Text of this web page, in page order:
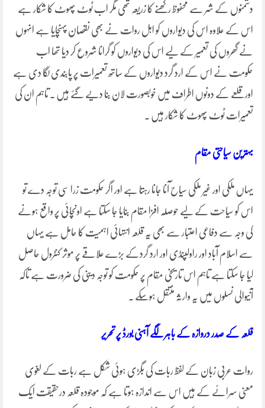
دشمنوں کے شر سے محفوظ رکھنے کا زریعہ تھی مگر اب ٹوٹ پھوٹ کا شکار ہے
اس کے علاوہ اس کی دیواروں کو اہل روات نے بھی نقصان پہنچایا ہے انہوں
نے گھروں کی تعمیر کے لیے اس کی دیواروں کو گرانا شروع کر دیا تھا اب
حکومت نے اس کے ارد گرد دیواروں کے ساتھ تعمیرات پر پابندی لگا دی ہے
اور قلعے کے دونوں اطراف میں خوبصورت لان بنا دیے گئے ہیں ۔ تاہم ان کی
تعمیرات ٹوٹ پھوٹ کا شکار ہیں ۔
بہترین سیاحتی مقام
یہاں ملکی اور غیر ملکی سیاح آنا جانا رہتا ہے اور اگر حکومت زرا سی توجہ دے تو
اس کو سیاحت کے لیے حوصلہ افزا مقام بنایا جا سکتا ہے اونچائی پر واقع ہونے
کی وجہ سے دفاعی اعتبار سے بھی یہ قلعہ انتہائی اہمیت کا حامل ہے یہاں
سے اسلام آباد اور راولپنڈی اور ارد گردکے بڑے علاقے پر موثر کنٹرول حاصل
کیا جا سکتا ہے تاہم اس تاریخی مقام پر حکومت کو توجہ دینی کی ضرورت ہے تاکہ
آنیوالی نسلوں میں یہ وارثہ منتقل ہوسکے ۔
قلعہ کے صدر دروازہ کے باہر لگے آہنی بورڈ پر تحریر
روات عربی زبان کے لفظ ربات کی بگڑی ہوئی شکل ہے ربات کے لغوی
معنی سرائے کے ہیں اس سے اندازہ ہوتا ہے کہ موجودہ قلعہ درحقیقت ایک